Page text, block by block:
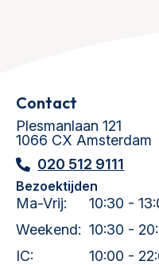
Contact
Plesmanlaan 121
1066 CX Amsterdam
020 512 9111
Bezoektijden
Ma-Vrij:
10:30 -
Weekend: 10:30 -
IC:
10:00 -